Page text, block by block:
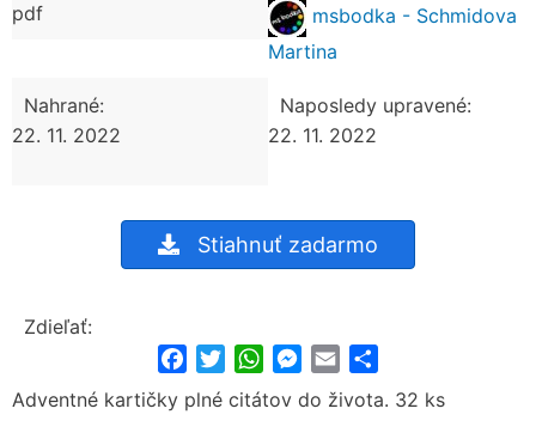
pdf
msbodka - Schmidova
Martina
Nahrané:
22. 11. 2022
Naposledy upravené:
22. 11. 2022
Stiahnuť zadarmo
Zdieľať:
FacebookTwitterWhatsApp
Messenger
Email
Adventné kartičky plné citátov do života. 32 ks